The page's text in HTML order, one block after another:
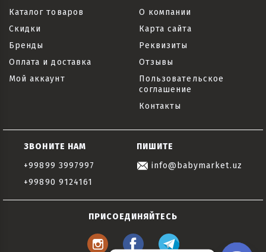
Каталог товаров
Скидки
Бренды
Оплата и доставка
Мой аккаунт
О компании
Карта сайта
Реквизиты
Отзывы
Пользовательское
соглашение
Контакты
ЗВОНИТЕ НАМ
+99899 3997997
+99890 9124161
ПИШИТЕ
info@babymarket.uz
ПРИСОЕДИНЯЙТЕСЬ